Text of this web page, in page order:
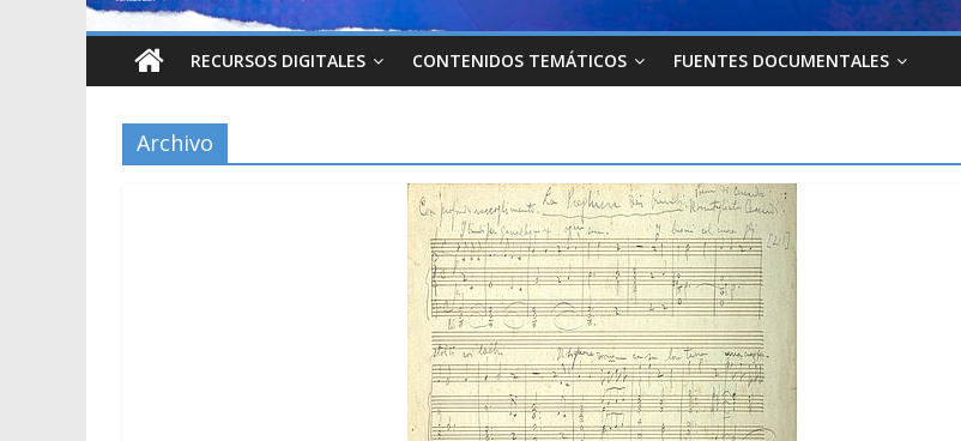
RECURSOS DIGITALES CONTENIDOS TEMÁTICOS FUENTES DOCUMENTALES
Archivo